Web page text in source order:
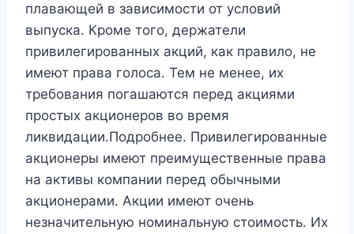
плавающей в зависимости от условий
выпуска. Кроме того, держатели
привилегированных акций, как правило, не
имеют права голоса. Тем не менее, их
требования погашаются перед акциями
простых акционеров во время
ликвидации.Подробнее. Привилегированные
акционеры имеют преимущественные права
на активы компании перед обычными
акционерами. Акции имеют очень
незначительную номинальную стоимость. Их